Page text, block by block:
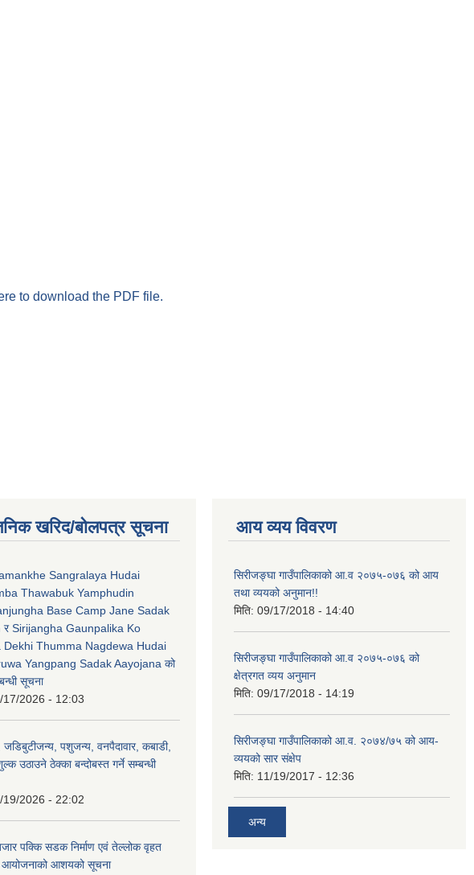
to download the PDF file.
खरिद/बोलपत्र सूचना
Sangralaya Hudai
Thawabuk Yamphudin
Base Camp Jane Sadak
र Sirijangha Gaunpalika Ko
Dekhi Thumma Nagdewa Hudai
Yangpang Sadak Aayojana को
सूचना
17/2026 - 12:03
पशुजन्य, वनपैदावार, कबाडी,
उठाउने ठेक्का बन्दोबस्त गर्ने सम्बन्धी
19/2026 - 22:02
पक्कि सडक निर्माण एवं तेल्लोक वृहत
आयोजनाको आशयको सूचना
आय व्यय विवरण
सिरीजङ्घा गाउँपालिकाको आ.व २०७५-०७६ को आय
तथा व्ययको अनुमान!!
मिति: 09/17/2018 - 14:40
सिरीजङ्घा गाउँपालिकाको आ.व २०७५-०७६ को
क्षेत्रगत व्यय अनुमान
मिति: 09/17/2018 - 14:19
सिरीजङ्घा गाउँपालिकाको आ.व. २०७४/७५ को आय-
व्ययको सार संक्षेप
मिति: 11/19/2017 - 12:36
अन्य